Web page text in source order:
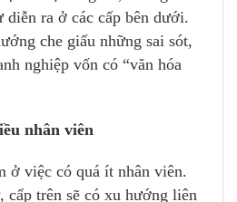
ra ở các cấp bên dưới.
che giấu những sai sót,
nghiệp vốn có “văn hóa
nhân viên
ở việc có quá ít nhân viên.
cấp trên sẽ có xu hướng liên